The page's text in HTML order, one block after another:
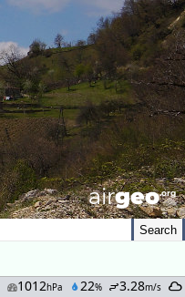
airGEO.oRg
1012hPa 22% 3.28m/s